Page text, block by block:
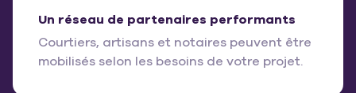
Un réseau de partenaires performants
Courtiers, artisans et notaires peuvent être
mobilisés selon les besoins de votre projet.